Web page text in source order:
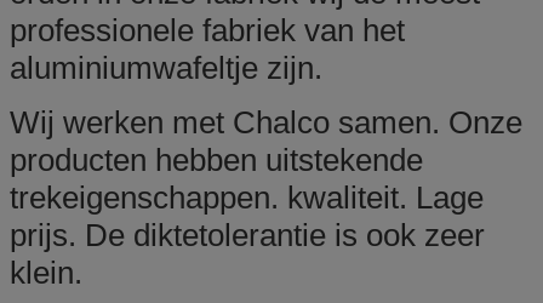
professionele fabriek van het
aluminiumwafeltje zijn.
Wij werken met Chalco samen. Onze
producten hebben uitstekende
trekeigenschappen. kwaliteit. Lage
prijs. De diktetolerantie is ook zeer
klein.